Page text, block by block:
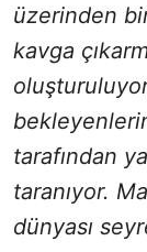
üzerinden
kavga
tarafından
taranıyor.
dünyası